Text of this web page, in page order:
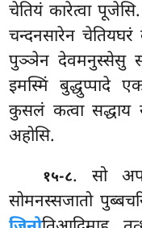
चेतियं कारेत्वा
चन्दनसारेन
पुञ्ञेन देवमनुस्सेसु
इमस्मिं बुद्धुप्पादे
कुसलं कत्वा सद्धाय
अहोसि.
१५-८. सो
सोमनस्सजातो